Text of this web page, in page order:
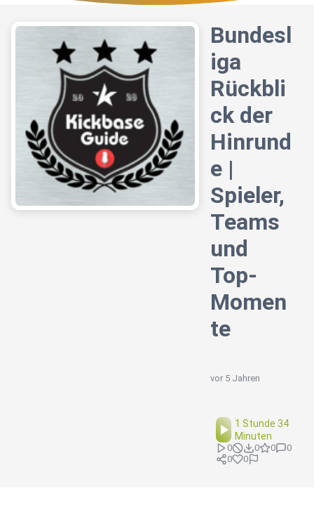
Bundesl
iga
Rückbli
ck der
Hinrund
e |
Spieler,
Teams
und
Top-
Momen
te
vor 5 Jahren
1 Stunde 34
Minuten
0 0 0
0
0
0